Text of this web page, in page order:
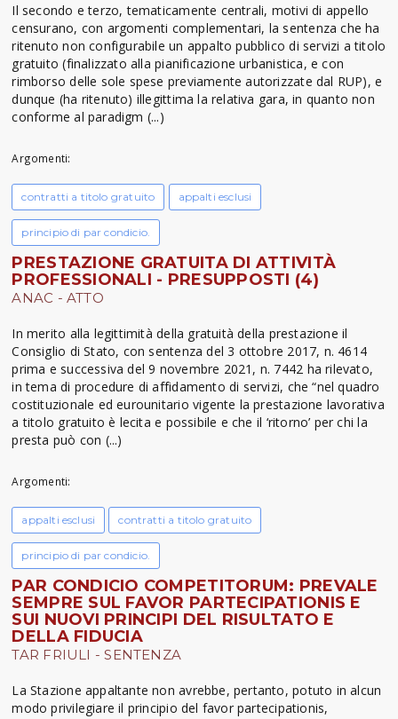
Il secondo e terzo, tematicamente centrali, motivi di appello
censurano, con argomenti complementari, la sentenza che ha
ritenuto non configurabile un appalto pubblico di servizi a titolo
gratuito (finalizzato alla pianificazione urbanistica, e con
rimborso delle sole spese previamente autorizzate dal RUP), e
dunque (ha ritenuto) illegittima la relativa gara, in quanto non
conforme al paradigm (...)
Argomenti:
contratti a titolo gratuito appalti esclusi
principio di par condicio.
PRESTAZIONE GRATUITA DI ATTIVITÀ
PROFESSIONALI - PRESUPPOSTI (4)
ANAC - ATTO
In merito alla legittimità della gratuità della prestazione il
Consiglio di Stato, con sentenza del 3 ottobre 2017, n. 4614
prima e successiva del 9 novembre 2021, n. 7442 ha rilevato,
in tema di procedure di affidamento di servizi, che “nel quadro
costituzionale ed eurounitario vigente la prestazione lavorativa
a titolo gratuito è lecita e possibile e che il ‘ritorno’ per chi la
presta può con (...)
Argomenti:
appalti esclusi contratti a titolo gratuito
principio di par condicio.
PAR CONDICIO COMPETITORUM: PREVALE
SEMPRE SUL FAVOR PARTECIPATIONIS E
SUI NUOVI PRINCIPI DEL RISULTATO E
DELLA FIDUCIA
TAR FRIULI - SENTENZA
La Stazione appaltante non avrebbe, pertanto, potuto in alcun
modo privilegiare il principio del favor partecipationis,